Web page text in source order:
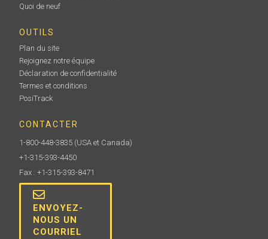
Quoi de neuf
OUTILS
Plan du site
Rejoignez notre équipe
Déclaration de confidentialité
Termes et conditions
PosiTrack
CONTACTER
1-800-448-3835 (USA et Canada)
+1-315-393-4450
Fax : +1-315-393-8471
ENVOYEZ-
NOUS UN
COURRIEL